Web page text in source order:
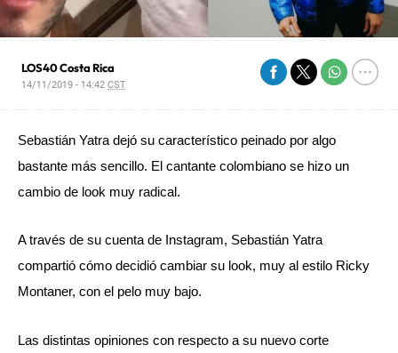
LOS40 Costa Rica
14/11/2019 - 14:42CST
Sebastián Yatra dejó su característico peinado por algo
bastante más sencillo. El cantante colombiano se hizo un
cambio de look muy radical.
A través de su cuenta de Instagram, Sebastián Yatra
compartió cómo decidió cambiar su look, muy al estilo Ricky
Montaner, con el pelo muy bajo.
Las distintas opiniones con respecto a su nuevo corte